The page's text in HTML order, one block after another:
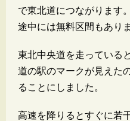
で東北道につながります。
途中には無料区間もありま
東北中央道を走っていると
道の駅のマークが見えた
ることにしました。
高速を降りるとすぐに若